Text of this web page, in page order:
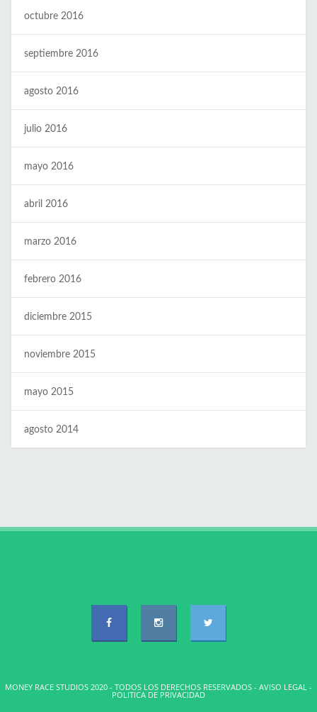
octubre 2016
septiembre 2016
agosto 2016
julio 2016
mayo 2016
abril 2016
marzo 2016
febrero 2016
diciembre 2015
noviembre 2015
mayo 2015
agosto 2014
MONEY RACE STUDIOS 2020 - TODOS LOS DERECHOS RESERVADOS - AVISO LEGAL -
POLITICA DE PRIVACIDAD